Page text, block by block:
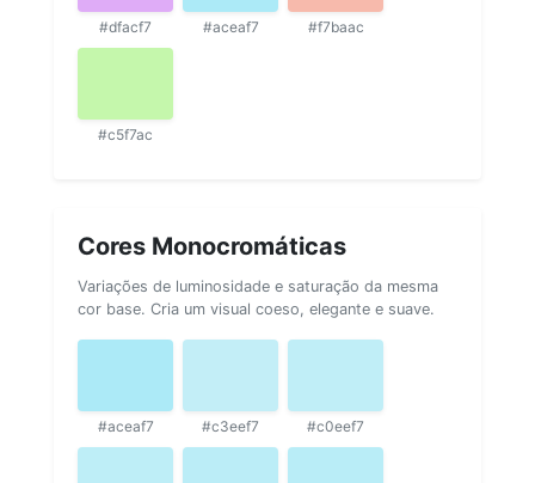
#dfacf7 #aceaf7 #f7baac
#c5f7ac
Cores Monocromáticas
Variações de luminosidade e saturação da mesma
cor base. Cria um visual coeso, elegante e suave.
#aceaf7 #c3eef7 #c0eef7